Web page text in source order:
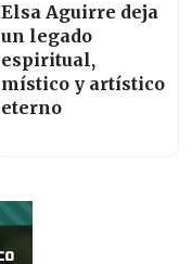
Elsa Aguirre deja
un legado
espiritual,
místico y artístico
eterno